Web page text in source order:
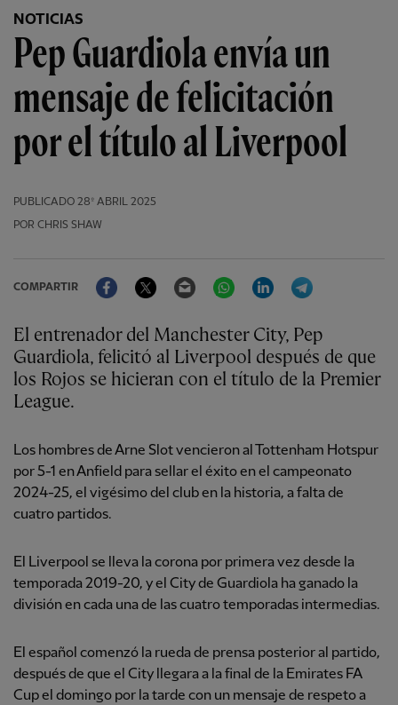
NOTICIAS
Pep Guardiola envía un
mensaje de felicitación
por el título al Liverpool
PUBLICADO 28º ABRIL 2025
POR CHRIS SHAW
COMPARTIR
FacebookTwitter Email WhatsAppLinkedIn
El entrenador del Manchester City, Pep
Guardiola, felicitó al Liverpool después de que
los Rojos se hicieran con el título de la Premier
League.
Los hombres de Arne Slot vencieron al Tottenham Hotspur
por 5-1 en Anfield para sellar el éxito en el campeonato
2024-25, el vigésimo del club en la historia, a falta de
cuatro partidos.
El Liverpool se lleva la corona por primera vez desde la
temporada 2019-20, y el City de Guardiola ha ganado la
división en cada una de las cuatro temporadas intermedias.
El español comenzó la rueda de prensa posterior al partido,
después de que el City llegara a la final de la Emirates FA
Cup el domingo por la tarde con un mensaje de respeto a